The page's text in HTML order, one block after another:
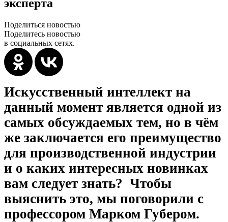
эксперта
Поделиться новостью
Поделитесь новостью
в социальных сетях.
Искусственный интеллект на
данный момент является одной из
самых обсуждаемых тем, но в чём
же заключается его преимущество
для производственной индустрии
и о каких интересных новинках
вам следует знать? Чтобы
выяснить это, мы поговорили с
профессором Марком Губером.